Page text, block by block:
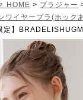
HOME ブラジャー
ワイヤーブラ(ホック
定】